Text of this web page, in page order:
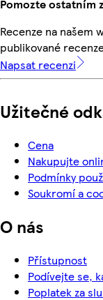
Pomozte ostatním
Recenze na našem
publikované
Napsat recenzi
Užitečné
Cena
Nakupujte
Podmínky
Soukromí a
O nás
Přístupnost
Podívejte se,
Poplatek za